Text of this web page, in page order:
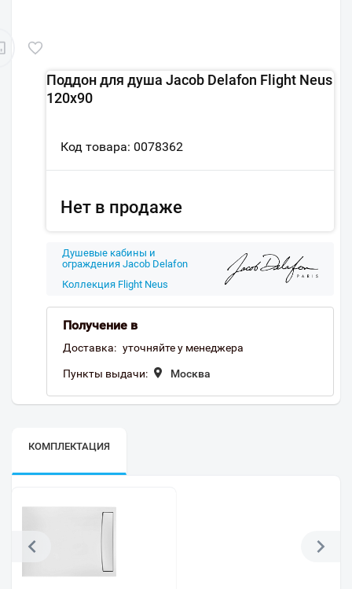
Поддон для душа Jacob Delafon Flight Neus
120х90
Код товара: 0078362
Нет в продаже
Душевые кабины и
ограждения Jacob Delafon
Коллекция Flight Neus
Получение в
Доставка: уточняйте у менеджера
Пункты выдачи: Москва
КОМПЛЕКТАЦИЯ